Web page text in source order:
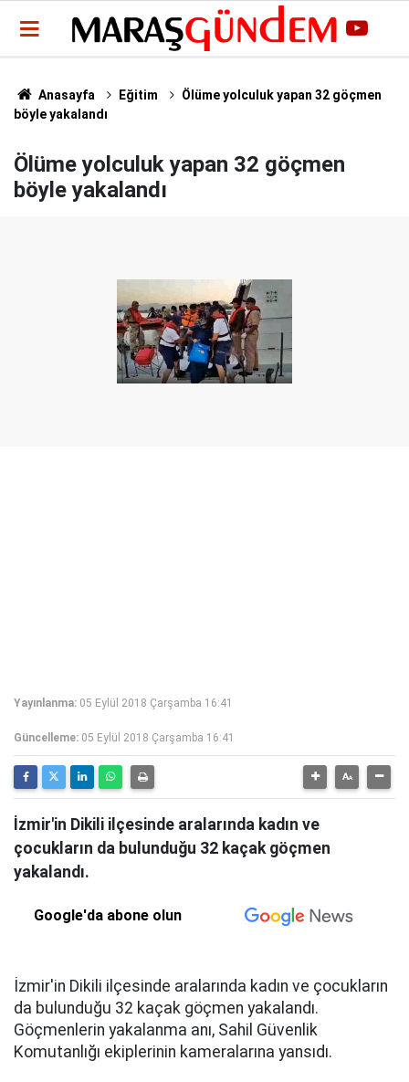
Anasayfa Eğitim
Ölüme yolculuk yapan 32 göçmen
böyle yakalandı
Ölüme yolculuk yapan 32 göçmen
böyle yakalandı
Yayınlanma: 05 Eylül 2018 Çarşamba 16:41
Güncelleme: 05 Eylül 2018 Çarşamba 16:41
İzmir'in Dikili ilçesinde aralarında kadın ve
çocukların da bulunduğu 32 kaçak göçmen
yakalandı.
Google'da abone olun
İzmir'in Dikili ilçesinde aralarında kadın ve çocukların
da bulunduğu 32 kaçak göçmen yakalandı.
Göçmenlerin yakalanma anı, Sahil Güvenlik
Komutanlığı ekiplerinin kameralarına yansıdı.